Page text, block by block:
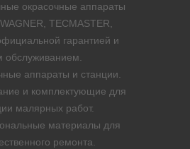
окрасочные аппараты
TECMASTER,
гарантией и
обслуживанием.
аппараты и станции.
и комплектующие для
малярных работ.
материалы для
ремонта.